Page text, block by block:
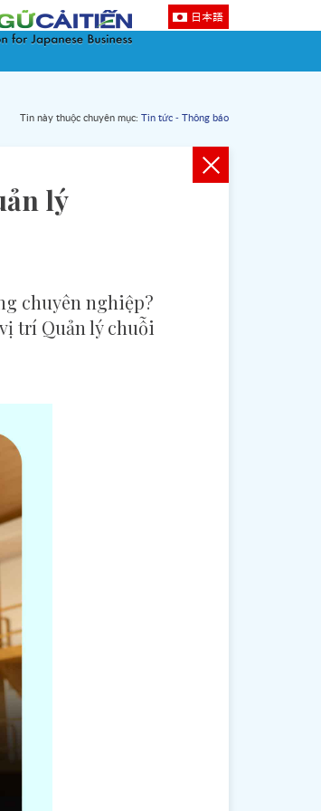
日本語
Tin này thuộc chuyên mục: Tin tức - Thông báo
lý
chuyên nghiệp?
trí Quản lý chuỗi